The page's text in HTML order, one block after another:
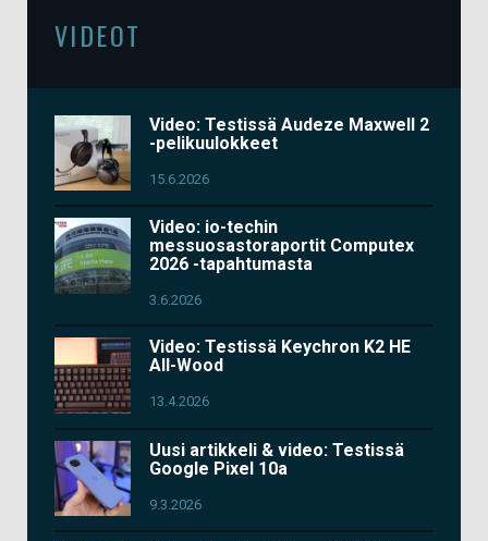
VIDEOT
Video: Testissä Audeze Maxwell 2
-pelikuulokkeet
15.6.2026
Video: io-techin
messuosastoraportit Computex
2026 -tapahtumasta
3.6.2026
Video: Testissä Keychron K2 HE
All-Wood
13.4.2026
Uusi artikkeli & video: Testissä
Google Pixel 10a
9.3.2026